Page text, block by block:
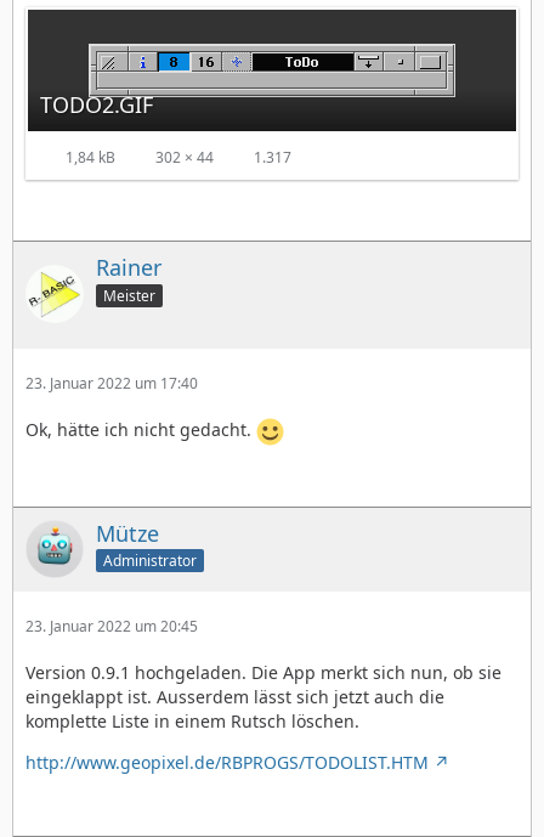
TODO2.GIF
1,84 kB 302 × 44 1.317
Rainer
Meister
23. Januar 2022 um 17:40
Ok, hätte ich nicht gedacht.
Mütze
Administrator
23. Januar 2022 um 20:45
Version 0.9.1 hochgeladen. Die App merkt sich nun, ob sie
eingeklappt ist. Ausserdem lässt sich jetzt auch die
komplette Liste in einem Rutsch löschen.
http://www.geopixel.de/RBPROGS/TODOLIST.HTM